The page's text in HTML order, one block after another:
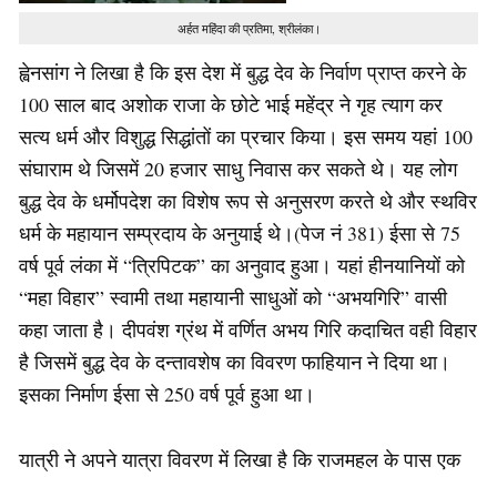
अर्हत महिंदा की प्रतिमा, श्रीलंका।
ह्वेनसांग ने लिखा है कि इस देश में बुद्ध देव के निर्वाण प्राप्त करने के
100 साल बाद अशोक राजा के छोटे भाई महेंद्र ने गृह त्याग कर
सत्य धर्म और विशुद्ध सिद्धांतों का प्रचार किया। इस समय यहां 100
संघाराम थे जिसमें 20 हजार साधु निवास कर सकते थे। यह लोग
बुद्ध देव के धर्मोपदेश का विशेष रूप से अनुसरण करते थे और स्थविर
धर्म के महायान सम्प्रदाय के अनुयाई थे।(पेज नं 381) ईसा से 75
वर्ष पूर्व लंका में “त्रिपिटक” का अनुवाद हुआ। यहां हीनयानियों को
“महा विहार” स्वामी तथा महायानी साधुओं को “अभयगिरि” वासी
कहा जाता है। दीपवंश ग्रंथ में वर्णित अभय गिरि कदाचित वही विहार
है जिसमें बुद्ध देव के दन्तावशेष का विवरण फाहियान ने दिया था।
इसका निर्माण ईसा से 250 वर्ष पूर्व हुआ था।
यात्री ने अपने यात्रा विवरण में लिखा है कि राजमहल के पास एक